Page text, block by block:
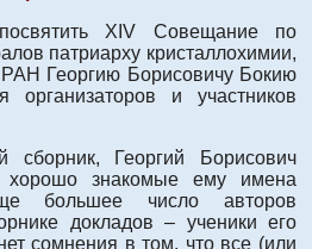
XIV Совещание по
патриарху кристаллохимии,
РАН Георгию Борисовичу Бокию
и участников
сборник, Георгий Борисович
хорошо знакомые ему имена
большее число авторов
докладов – ученики его
сомнения в том, что все (или